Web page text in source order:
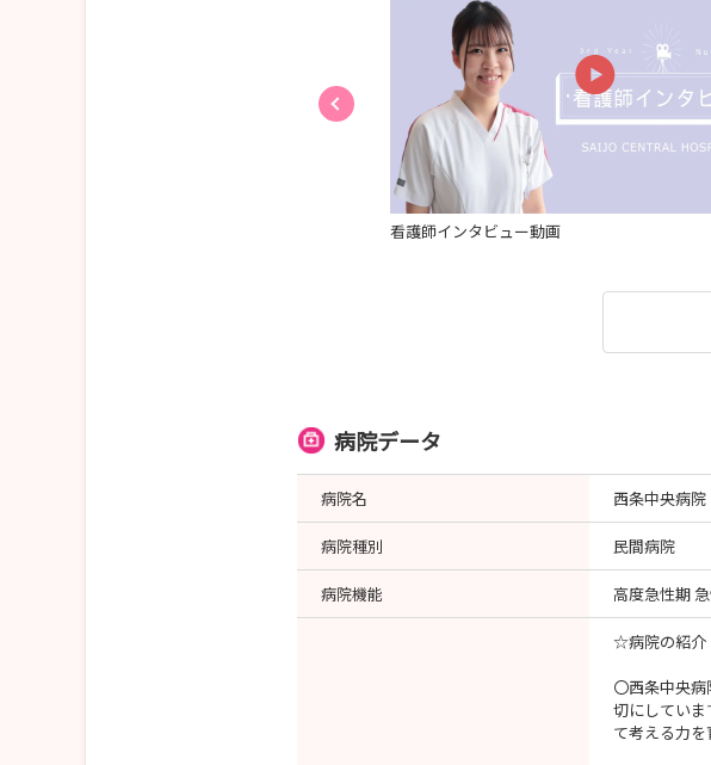
看護師インタビュー動画
病院データ
病院名 西条中央病院
病院種別 民間病院
病院機能 高度急性期
☆病院の紹介
〇西条中央
切にしてい
て考える力を